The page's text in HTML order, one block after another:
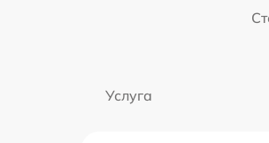
Услуга